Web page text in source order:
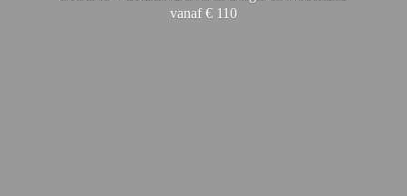
vanaf € 110